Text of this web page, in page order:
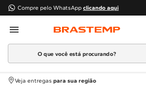
Compre pelo WhatsApp clicando aqui
Em que podemos
O que você está procurando?
Termos mais buscados
Veja entregas para sua região